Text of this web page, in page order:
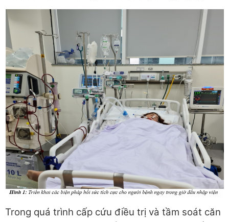
Trong quá trình cấp cứu điều trị và tầm soát căn